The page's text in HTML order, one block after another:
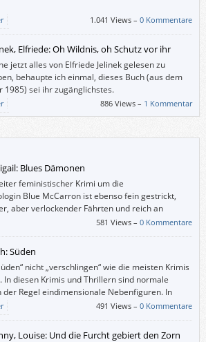
1.041 Views –0 Kommentare
Elfriede: Oh Wildnis, oh Schutz vor ihr
jetzt alles von Elfriede Jelinek gelesen zu
behaupte ich einmal, dieses Buch (aus dem
1985) sei ihr zugänglichstes.
886 Views – 1 Kommentar
Blues Dämonen
feministischer Krimi um die
Blue McCarron ist ebenso fein gestrickt,
aber verlockender Fährten und reich an
wie der erste, „Blue“. Thematisch
Fundamentalismus, Politik und
zeigt auf, was seelischer und körperlicher
anrichten kann.
581 Views –0 Kommentare
Süden
nicht „verschlingen“ wie die meisten Krimis
In diesen Krimis und Thrillern sind normale
der Regel eindimensionale Nebenfiguren. In
das ist für mich eine zentrale Qualität –
genannten normale Menschen vor und haben
Probleme wie wir alle.
491 Views –0 Kommentare
Louise: Und die Furcht gebiert den Zorn